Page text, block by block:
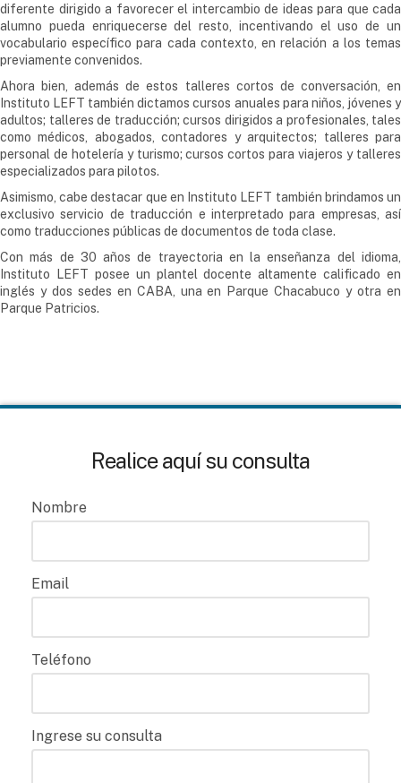
diferente dirigido a favorecer el intercambio de ideas para que cada
alumno pueda enriquecerse del resto, incentivando el uso de un
vocabulario específico para cada contexto, en relación a los temas
previamente convenidos.
Ahora bien, además de estos talleres cortos de conversación, en
Instituto LEFT también dictamos cursos anuales para niños, jóvenes y
adultos; talleres de traducción; cursos dirigidos a profesionales, tales
como médicos, abogados, contadores y arquitectos; talleres para
personal de hotelería y turismo; cursos cortos para viajeros y talleres
especializados para pilotos.
Asimismo, cabe destacar que en Instituto LEFT también brindamos un
exclusivo servicio de traducción e interpretado para empresas, así
como traducciones públicas de documentos de toda clase.
Con más de 30 años de trayectoria en la enseñanza del idioma,
Instituto LEFT posee un plantel docente altamente calificado en
inglés y dos sedes en CABA, una en Parque Chacabuco y otra en
Parque Patricios.
Realice aquí su consulta
Nombre
Email
Teléfono
Ingrese su consulta